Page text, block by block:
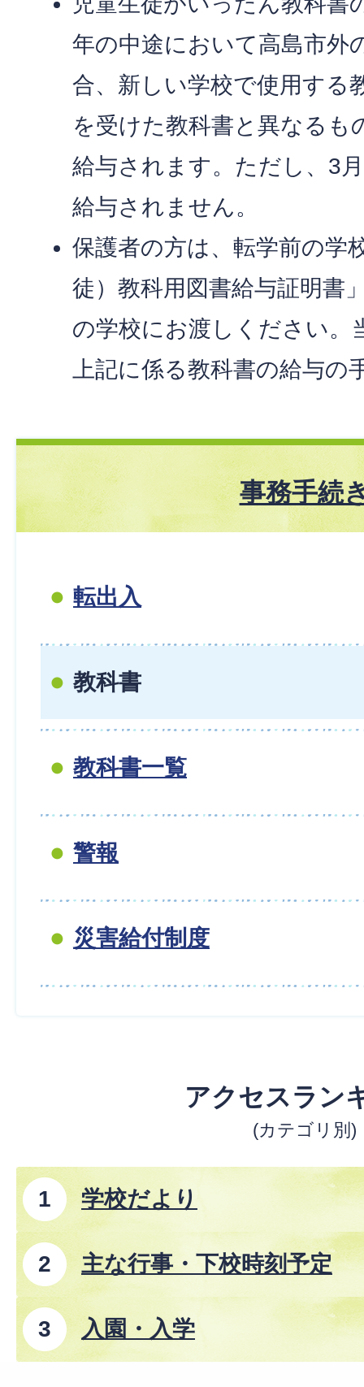
年の中途において高島市外
合、新しい学校で使用する
を受けた教科書と異なるも
給与されます。ただし、3
給与されません。
保護者の方は、転学前の学
徒）教科用図書給与証明書
の学校にお渡しください。
上記に係る教科書の給与
事務手続
転出入
教科書
教科書一覧
警報
災害給付制度
アクセスラン
(カテゴリ別)
学校だより
主な行事・下校時刻予定
入園・入学